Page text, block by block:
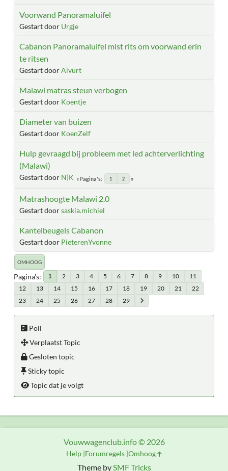
Voorwand Panoramaluifel
Gestart door Urgje
Cabanon Panoramaluifel mist rits om voorwand erin
te ritsen
Gestart doorAivurt
Malawi matras steun verbogen
Gestart door Koentje
Diameter van buizen
Gestart door KoenZelf
Hulp gevraagd bij probleem met led achterverlichting
(Malawi)
Gestart door N|K Pagina's 1 2
Matrashoogte Malawi 2.0
Gestart doorsaskia.michiel
Kantelbeugels Cabanon
Gestart door PieterenYvonne
OMHOOG
Pagina's 1 2 3 4 5 6 7 8 9 10
11
12
13 14 15 16 17 18 19 20 21
22
23
24 25 26 27 28 29
Poll
Verplaatst Topic
Gesloten topic
Sticky topic
Topic dat je volgt
Theme bySMF Tricks
Vouwwagenclub.info © 2026
Help Forumregels Omhoog